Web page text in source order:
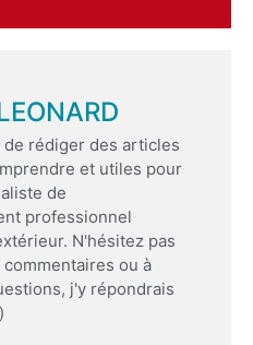
de rédiger des articles
et utiles pour
de
professionnel
N'hésitez pas
ou à
j'y répondrais